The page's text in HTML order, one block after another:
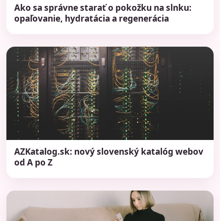
Ako sa správne starať o pokožku na slnku:
opaľovanie, hydratácia a regenerácia
AZKatalog.sk: nový slovenský katalóg webov
od A po Z